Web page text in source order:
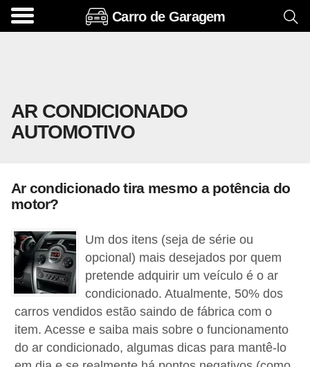
Carro de Garagem
AR CONDICIONADO
AUTOMOTIVO
Ar condicionado tira mesmo a potência do
motor?
Um dos itens (seja de série ou
opcional) mais desejados por quem
pretende adquirir um veículo é o ar
condicionado. Atualmente, 50% dos
carros vendidos estão saindo de fábrica com o
item. Acesse e saiba mais sobre o funcionamento
do ar condicionado, algumas dicas para mantê-lo
A
s
ó
o
e
o
p
i
o
n